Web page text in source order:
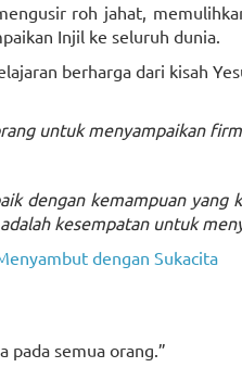
roh jahat,
Injil ke seluruh dunia.
berharga dari kisah
untuk menyampaikan
dengan kemampuan
kesempatan untuk
dengan Sukacita
pada semua orang.”